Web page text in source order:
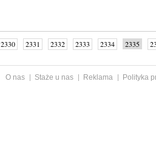
2330 2331 2332 2333 2334 2335
O nas Staże u nas Reklama
Polityka